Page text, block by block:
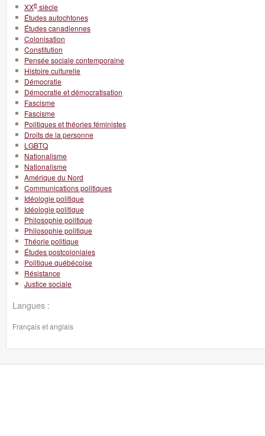
XXe siècle
Études autochtones
Études canadiennes
Colonisation
Constitution
Pensée sociale contemporaine
Histoire culturelle
Démocratie
Démocratie et démocratisation
Fascisme
Fascisme
Politiques et théories féministes
Droits de la personne
LGBTQ
Nationalisme
Nationalisme
Amérique du Nord
Communications politiques
Idéologie politique
Idéologie politique
Philosophie politique
Philosophie politique
Théorie politique
Études postcoloniales
Politique québécoise
Résistance
Justice sociale
Langues :
Français et anglais